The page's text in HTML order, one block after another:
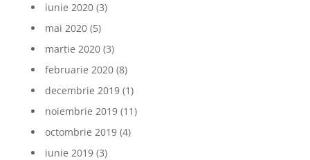
iunie 2020(3)
mai 2020(5)
martie 2020(3)
februarie 2020(8)
decembrie 2019(1)
noiembrie 2019(11)
octombrie 2019(4)
iunie 2019(3)